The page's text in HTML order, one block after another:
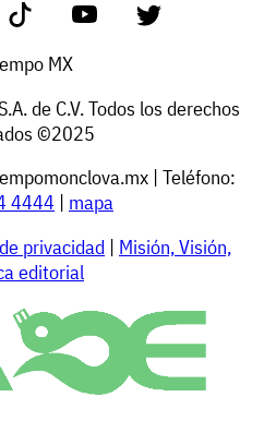
MX
de C.V. Todos los derechos
©2025
| Teléfono:
4444 | mapa
privacidad | Misión, Visión,
editorial